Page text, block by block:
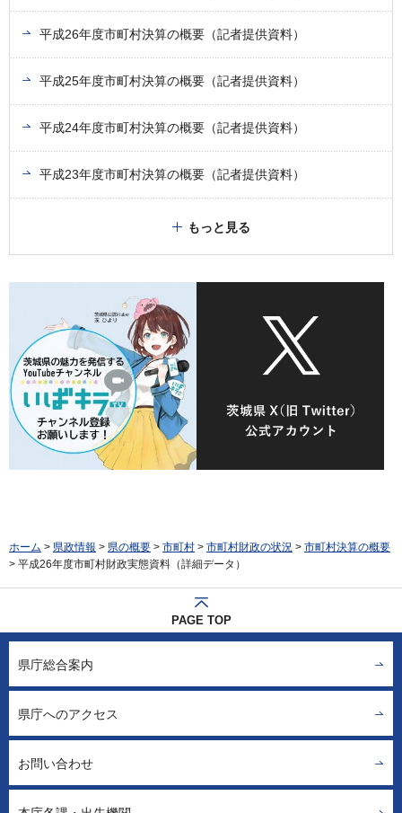
平成26年度市町村決算の概要（記者提供資料）
平成25年度市町村決算の概要（記者提供資料）
平成24年度市町村決算の概要（記者提供資料）
平成23年度市町村決算の概要（記者提供資料）
もっと見る
ホーム > 県政情報 > 県の概要 > 市町村 > 市町村財政の状況 > 市町村決算の概要
> 平成26年度市町村財政実態資料（詳細データ）
PAGE TOP
県庁総合案内
県庁へのアクセス
お問い合わせ